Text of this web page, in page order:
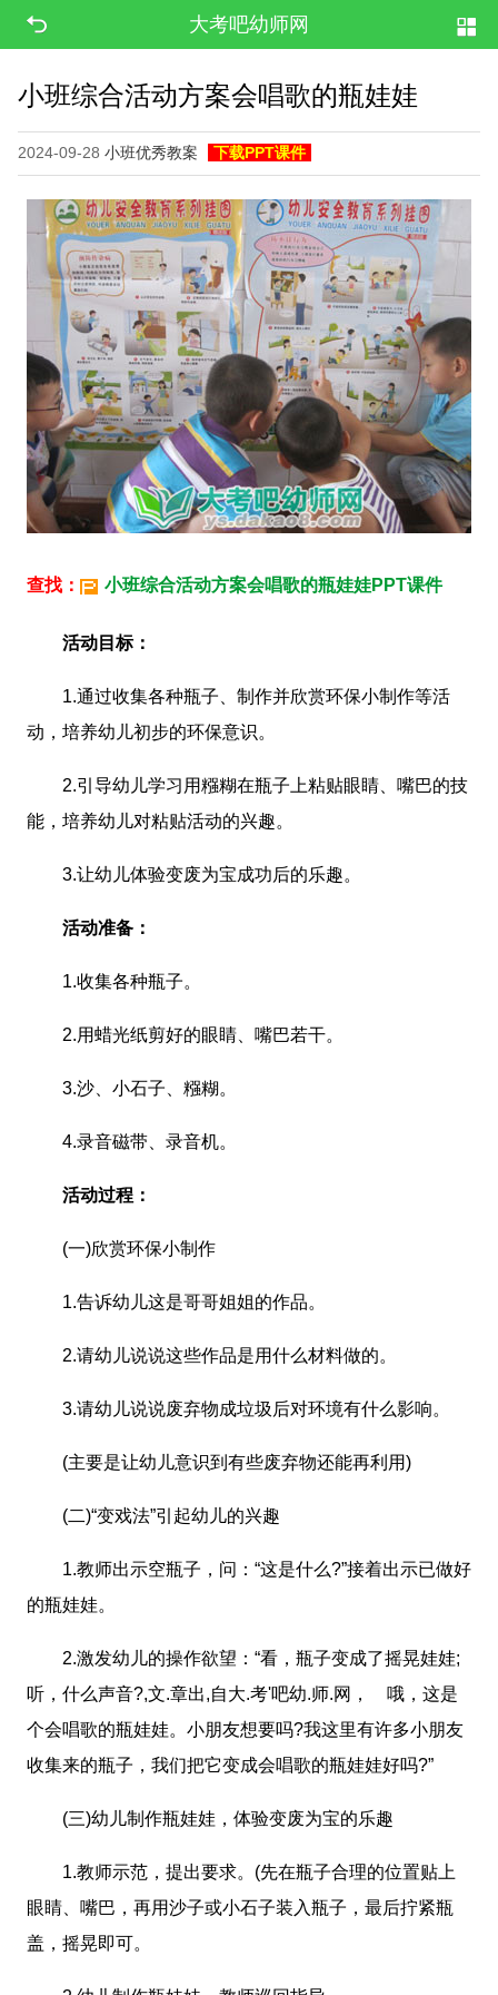
大考吧幼师网
小班综合活动方案会唱歌的瓶娃娃
2024-09-28 小班优秀教案 下载PPT课件
查找： 小班综合活动方案会唱歌的瓶娃娃PPT课件
活动目标：
1.通过收集各种瓶子、制作并欣赏环保小制作等活
动，培养幼儿初步的环保意识。
2.引导幼儿学习用糨糊在瓶子上粘贴眼睛、嘴巴的技
能，培养幼儿对粘贴活动的兴趣。
3.让幼儿体验变废为宝成功后的乐趣。
活动准备：
1.收集各种瓶子。
2.用蜡光纸剪好的眼睛、嘴巴若干。
3.沙、小石子、糨糊。
4.录音磁带、录音机。
活动过程：
(一)欣赏环保小制作
1.告诉幼儿这是哥哥姐姐的作品。
2.请幼儿说说这些作品是用什么材料做的。
3.请幼儿说说废弃物成垃圾后对环境有什么影响。
(主要是让幼儿意识到有些废弃物还能再利用)
(二)“变戏法”引起幼儿的兴趣
1.教师出示空瓶子，问：“这是什么?”接着出示已做好
的瓶娃娃。
2.激发幼儿的操作欲望：“看，瓶子变成了摇晃娃娃;
听，什么声音?,文.章出,自大.考'吧幼.师.网， 哦，这是
个会唱歌的瓶娃娃。小朋友想要吗?我这里有许多小朋友
收集来的瓶子，我们把它变成会唱歌的瓶娃娃好吗?”
(三)幼儿制作瓶娃娃，体验变废为宝的乐趣
1.教师示范，提出要求。(先在瓶子合理的位置贴上
眼睛、嘴巴，再用沙子或小石子装入瓶子，最后拧紧瓶
盖，摇晃即可。